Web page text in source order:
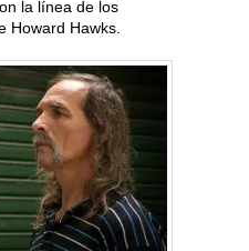
la línea de los
Howard Hawks.